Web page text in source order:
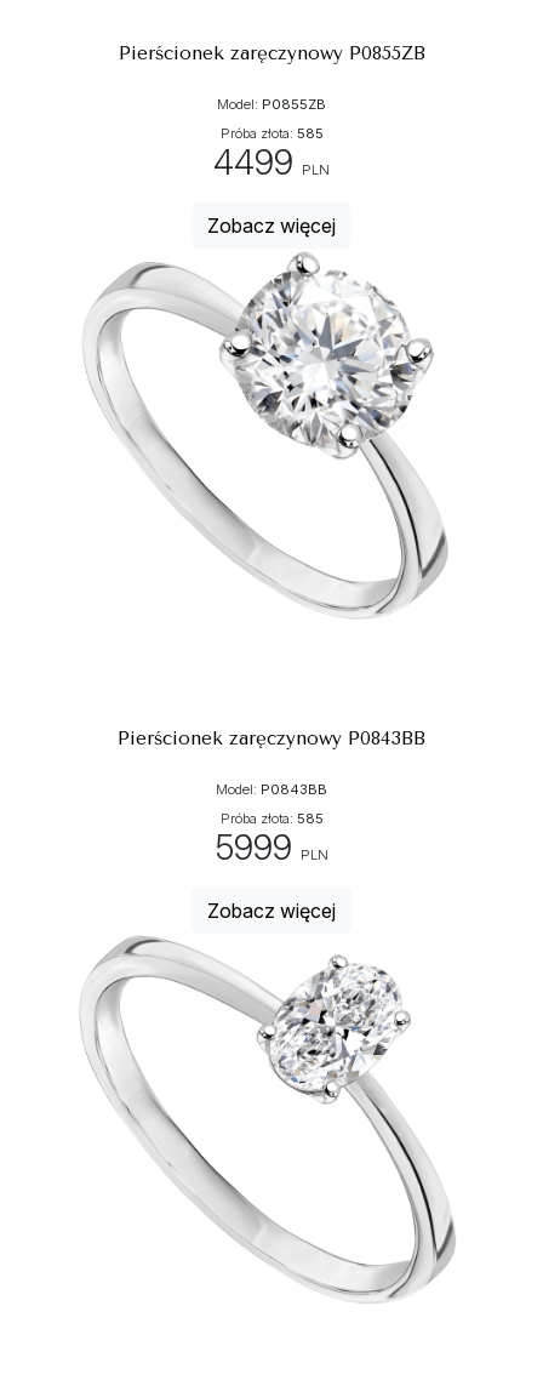
Pierścionek zaręczynowy P0855ZB
Model: P0855ZB
Próba złota: 585
4499 PLN
Zobacz więcej
Pierścionek zaręczynowy P0843BB
Model: P0843BB
Próba złota: 585
5999 PLN
Zobacz więcej